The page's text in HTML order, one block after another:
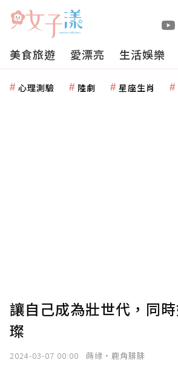
美食旅遊 愛漂亮 生活娛樂
心理測驗 陸劇 星座生肖
讓自己成為壯世代，同
璨
2024-03-07 00:00 蒔緣‧鹿角腓腓